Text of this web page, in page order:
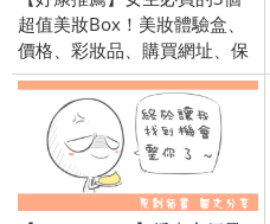
超值美妝Box！美妝體驗盒、
價格、彩妝品、購買網址、保
養品